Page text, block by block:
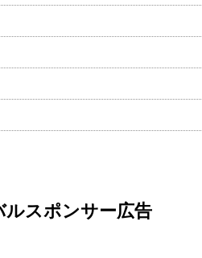
ルスポンサー広告